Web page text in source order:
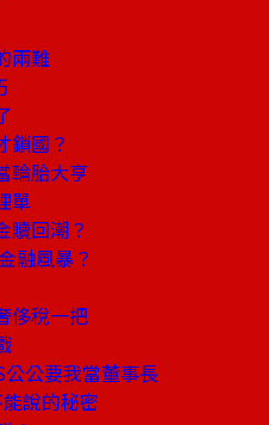
兩難
國？
輪胎大亨
單
回潮？
融風暴？
侈稅一把
公要我當董事長
說的秘密